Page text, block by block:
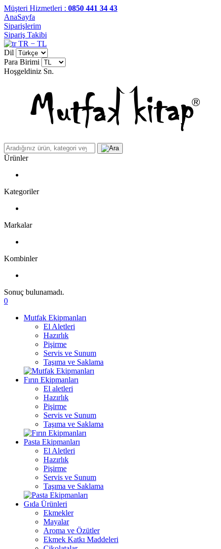
Müşteri Hizmetleri : 0850 441 34 43
AnaSayfa
Siparişlerim
Sipariş Takibi
TR − TL
Dil
Para Birimi
Hoşgeldiniz Sn.
Ürünler
Kategoriler
Markalar
Kombinler
Sonuç bulunamadı.
0
Mutfak Ekipmanları
El Aletleri
Hazırlık
Pişirme
Servis ve Sunum
Taşıma ve Saklama
Fırın Ekipmanları
El aletleri
Hazırlık
Pişirme
Servis ve Sunum
Taşıma ve Saklama
Pasta Ekipmanları
El Aletleri
Hazırlık
Pişirme
Servis ve Sunum
Taşıma ve Saklama
Gıda Ürünleri
Ekmekler
Mayalar
Aroma ve Özütler
Ekmek Katkı Maddeleri